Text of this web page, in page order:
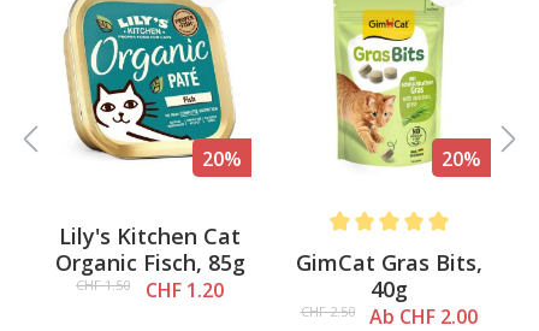
20%
Lily's Kitchen Cat
Organic Fisch, 85g
CHF 1.50 CHF 1.20
20%
GimCat Gras Bits,
40g
CHF 2.50 Ab CHF 2.00